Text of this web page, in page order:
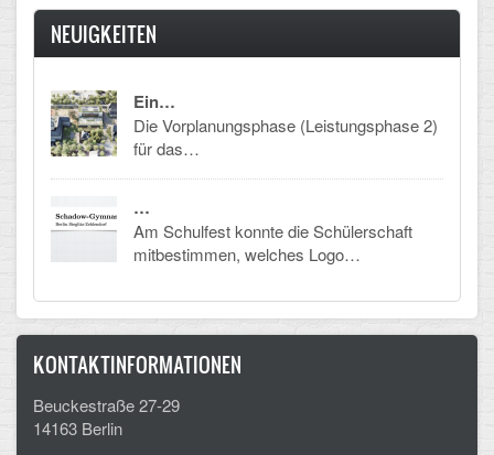
mPA
Wahlfächer
TERMINE
CLOUD
Lernraum Berlin
Nextcloud (Eigene Dateien und Tauschordner)
Gitlab
NEUIGKEITEN
Ein…
Die Vorplanungsphase (Leistungsphase 2)
für das…
…
Am Schulfest konnte die Schülerschaft
mitbestimmen, welches Logo…
KONTAKTINFORMATIONEN
Beuckestraße 27-29
14163 Berlin